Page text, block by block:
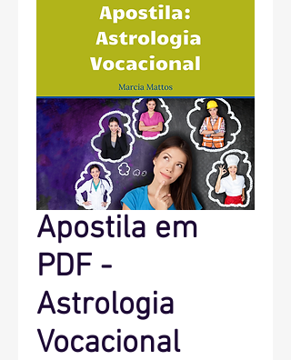
Apostila em
PDF -
Astrologia
Vocacional